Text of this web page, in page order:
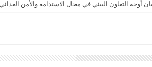
أوجه التعاون البيئي في مجال الاستدامة والأمن الغذائي
العالمية